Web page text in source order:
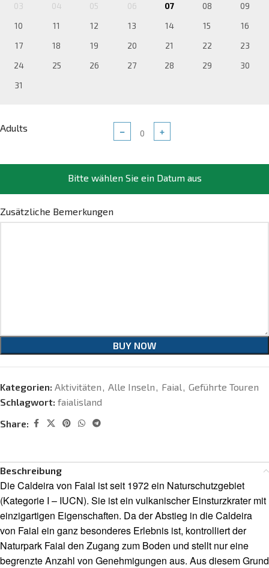
03
04 05 06 07 08
09
10
11 12 13 14 15
16
17
18 19 20 21 22
23
24
25 26 27 28 29
30
31
Adults − +
Bitte wählen Sie ein Datum aus
Zusätzliche Bemerkungen
BUY NOW
Kategorien: Aktivitäten, Alle Inseln, Faial, Geführte Touren
Schlagwort: faialisland
Share:
Beschreibung
Die Caldeira von Faial ist seit 1972 ein Naturschutzgebiet
(Kategorie I – IUCN). Sie ist ein vulkanischer Einsturzkrater mit
einzigartigen Eigenschaften. Da der Abstieg in die Caldeira
von Faial ein ganz besonderes Erlebnis ist, kontrolliert der
Naturpark Faial den Zugang zum Boden und stellt nur eine
begrenzte Anzahl von Genehmigungen aus. Aus diesem Grund